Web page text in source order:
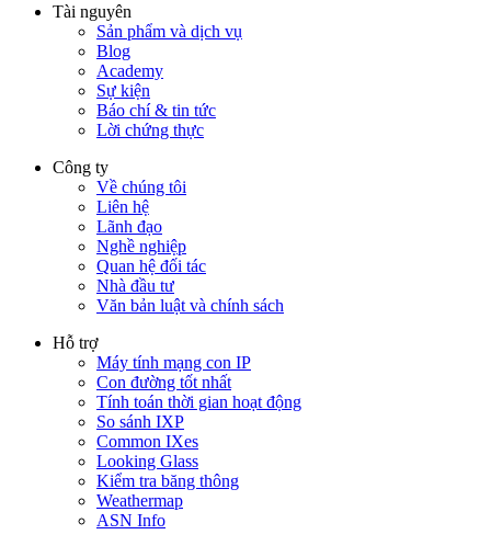
Tài nguyên
Sản phẩm và dịch vụ
Blog
Academy
Sự kiện
Báo chí & tin tức
Lời chứng thực
Công ty
Về chúng tôi
Liên hệ
Lãnh đạo
Nghề nghiệp
Quan hệ đối tác
Nhà đầu tư
Văn bản luật và chính sách
Hỗ trợ
Máy tính mạng con IP
Con đường tốt nhất
Tính toán thời gian hoạt động
So sánh IXP
Common IXes
Looking Glass
Kiểm tra băng thông
Weathermap
ASN Info